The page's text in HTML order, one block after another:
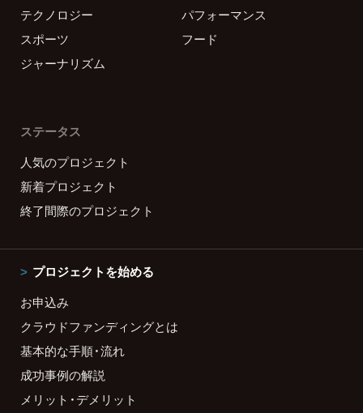
テクノロジー
パフォーマンス
スポーツ
フード
ジャーナリズム
ステータス
人気のプロジェクト
新着プロジェクト
終了間際のプロジェクト
プロジェクトを始める
お申込み
クラウドファンディングとは
基本的な手順・流れ
成功事例の解説
メリット・デメリット